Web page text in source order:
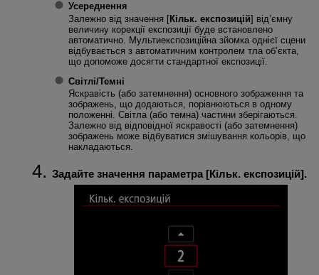
Усереднення
Залежно від значення [Кільк. експозицій] від’ємну
величину корекції експозиції буде встановлено
автоматично. Мультиекспозиційна зйомка однієї сцени
відбувається з автоматичним контролем тла об’єкта,
що допоможе досягти стандартної експозиції.
Світлі/Темні
Яскравість (або затемнення) основного зображення та
зображень, що додаються, порівнюються в одному
положенні. Світла (або темна) частини зберігаються.
Залежно від відповідної яскравості (або затемнення)
зображень може відбуватися змішування кольорів, що
накладаються.
Задайте значення параметра [Кільк. експозицій].